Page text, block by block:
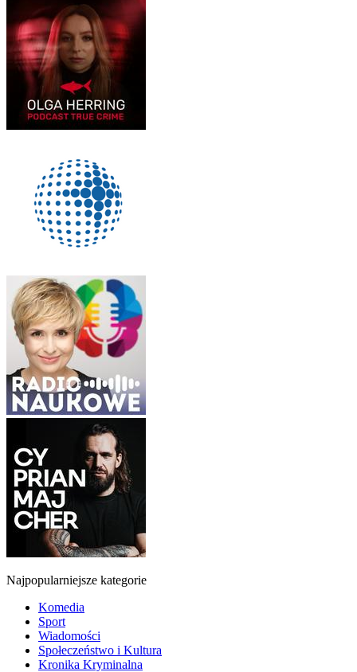
Najpopularniejsze kategorie
Komedia
Sport
Wiadomości
Społeczeństwo i Kultura
Kronika Kryminalna